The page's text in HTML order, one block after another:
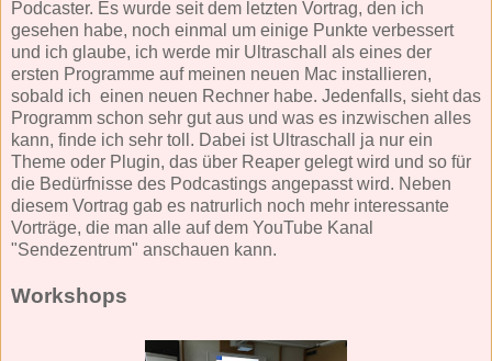
Podcaster. Es wurde seit dem letzten Vortrag, den ich
gesehen habe, noch einmal um einige Punkte verbessert
und ich glaube, ich werde mir Ultraschall als eines der
ersten Programme auf meinen neuen Mac installieren,
sobald ich einen neuen Rechner habe. Jedenfalls, sieht das
Programm schon sehr gut aus und was es inzwischen alles
kann, finde ich sehr toll. Dabei ist Ultraschall ja nur ein
Theme oder Plugin, das über Reaper gelegt wird und so für
die Bedürfnisse des Podcastings angepasst wird. Neben
diesem Vortrag gab es natrurlich noch mehr interessante
Vorträge, die man alle auf dem YouTube Kanal
"Sendezentrum" anschauen kann.
Workshops